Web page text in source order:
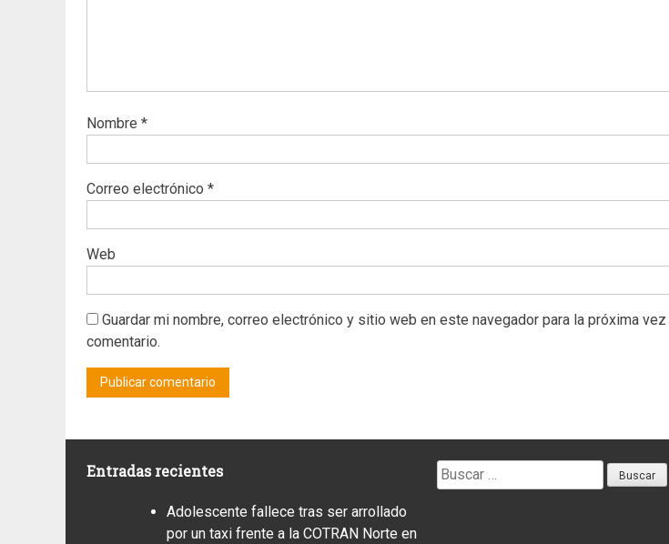
Nombre *
Correo electrónico *
Web
Guardar mi nombre, correo electrónico y sitio web en este navegador para la próxima vez
comentario.
Entradas recientes
Adolescente fallece tras ser arrollado
por un taxi frente a la COTRAN Norte en
Buscar: